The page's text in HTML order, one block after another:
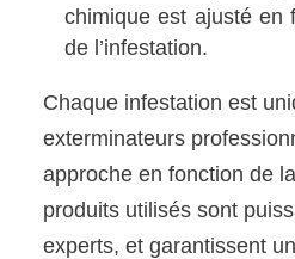
chimique est ajusté en
de l’infestation.
Chaque infestation est
exterminateurs
approche en fonction de
produits utilisés sont
experts, et garantissent